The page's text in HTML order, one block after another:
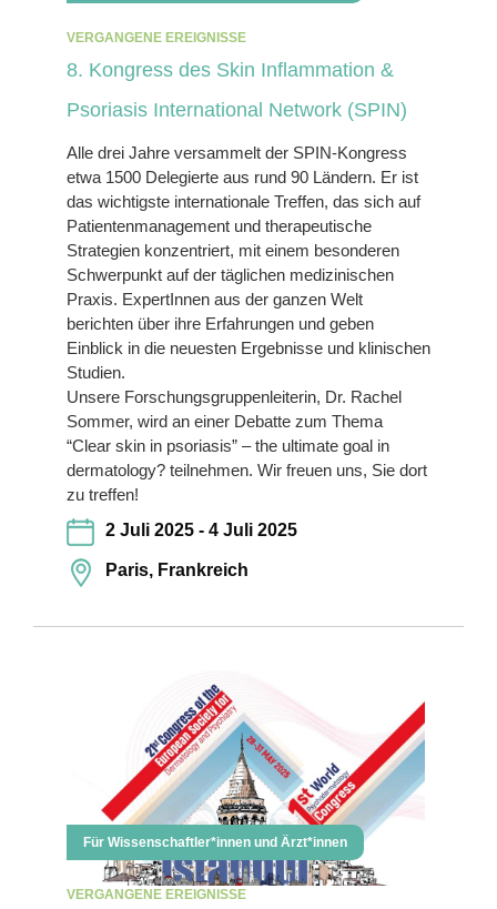
VERGANGENE EREIGNISSE
8. Kongress des Skin Inflammation &
Psoriasis International Network (SPIN)
Alle drei Jahre versammelt der SPIN-Kongress
etwa 1500 Delegierte aus rund 90 Ländern. Er ist
das wichtigste internationale Treffen, das sich auf
Patientenmanagement und therapeutische
Strategien konzentriert, mit einem besonderen
Schwerpunkt auf der täglichen medizinischen
Praxis. ExpertInnen aus der ganzen Welt
berichten über ihre Erfahrungen und geben
Einblick in die neuesten Ergebnisse und klinischen
Studien.
Unsere Forschungsgruppenleiterin, Dr. Rachel
Sommer, wird an einer Debatte zum Thema
“Clear skin in psoriasis” – the ultimate goal in
dermatology? teilnehmen. Wir freuen uns, Sie dort
zu treffen!
2 Juli 2025 - 4 Juli 2025
Paris, Frankreich
Für Wissenschaftler*innen und Ärzt*innen
VERGANGENE EREIGNISSE